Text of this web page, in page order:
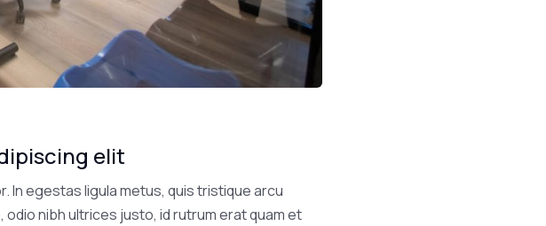
elit
In egestas ligula metus, quis tristique arcu
nibh ultrices justo, id rutrum erat quam et